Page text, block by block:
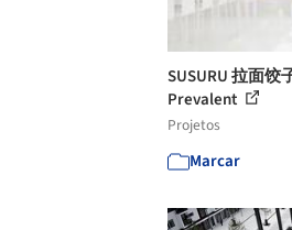
SUSURU 拉面
Prevalent
Projetos
Marcar